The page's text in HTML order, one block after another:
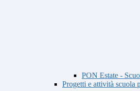
PON Estate -
Progetti e attività scuola